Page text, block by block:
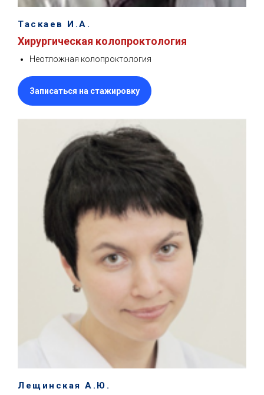
Таскаев И.А.
Хирургическая колопроктология
Неотложная колопроктология
Записаться на стажировку
Лещинская А.Ю.